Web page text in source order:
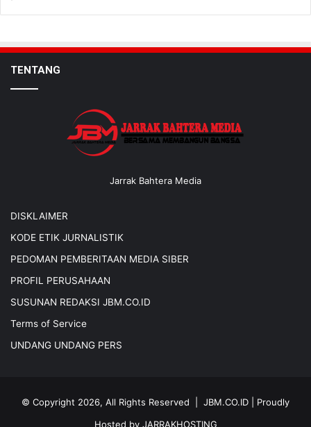
TENTANG
Jarrak Bahtera Media
DISKLAIMER
KODE ETIK JURNALISTIK
PEDOMAN PEMBERITAAN MEDIA SIBER
PROFIL PERUSAHAAN
SUSUNAN REDAKSI JBM.CO.ID
Terms of Service
UNDANG UNDANG PERS
© Copyright 2026, All Rights Reserved | JBM.CO.ID | Proudly
Hosted by JARRAKHOSTING